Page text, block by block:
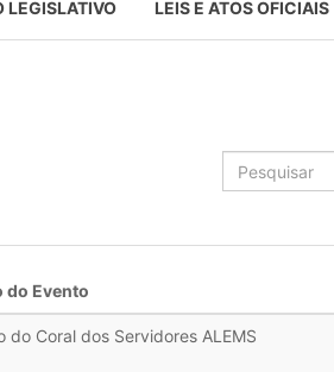
LEGISLATIVO LEIS E ATOS OFICIAIS
do Evento
do Coral dos Servidores ALEMS